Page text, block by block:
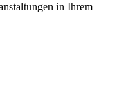
in Ihrem